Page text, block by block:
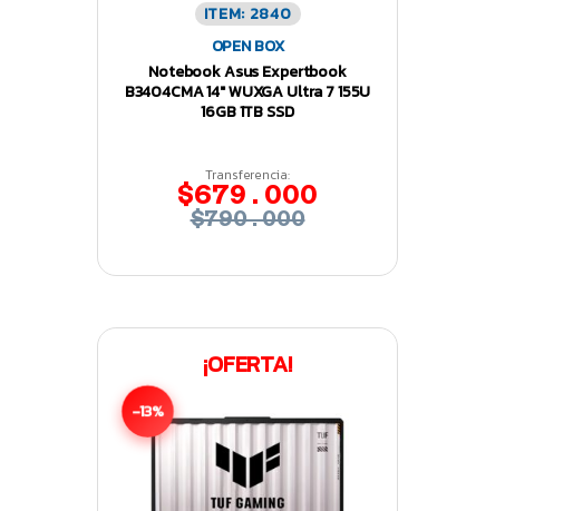
ITEM: 2840
OPEN BOX
Notebook Asus Expertbook
B3404CMA 14″ WUXGA Ultra 7 155U
16GB 1TB SSD
Transferencia:
$679.000
$790.000
¡OFERTA!
-13%